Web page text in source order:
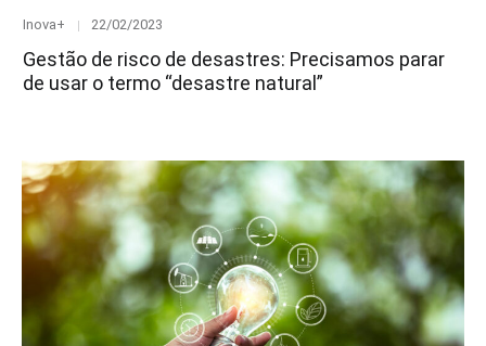
Category
Inova+
Posted
22/02/2023
Gestão de risco de desastres: Precisamos parar
de usar o termo “desastre natural”